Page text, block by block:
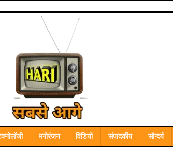
मनोरंजन विडियो संपादकीय सौन्दर्य